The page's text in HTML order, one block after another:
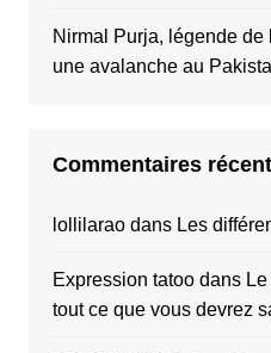
Nirmal Purja, légende de
une avalanche au
Commentaires
lollilaraodans Les
Expression tatoodans
tout ce que vous devrez